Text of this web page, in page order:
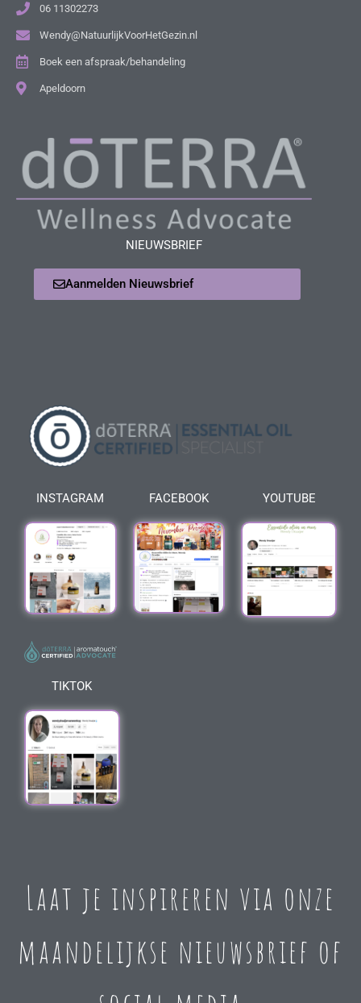
06 11302273
Wendy@NatuurlijkVoorHetGezin.nl
Boek een afspraak/behandeling
Apeldoorn
NIEUWSBRIEF
Aanmelden Nieuwsbrief
INSTAGRAM FACEBOOK YOUTUBE
TIKTOK
Laat je inspireren via onze
maandelijkse nieuwsbrief of